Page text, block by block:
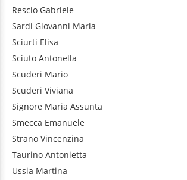
Rescio Gabriele
Sardi Giovanni Maria
Sciurti Elisa
Sciuto Antonella
Scuderi Mario
Scuderi Viviana
Signore Maria Assunta
Smecca Emanuele
Strano Vincenzina
Taurino Antonietta
Ussia Martina